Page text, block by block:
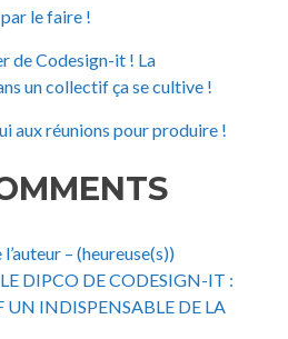
le faire !
de Codesign-it ! La
un collectif ça se cultive !
aux réunions pour produire !
– (heureuse(s))
LE DIPCO DE CODESIGN-IT :
UN INDISPENSABLE DE LA